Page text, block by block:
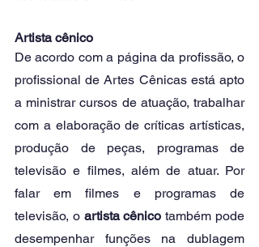
Artista cênico
De acordo com a página da profissão, o
profissional de Artes Cênicas está apto
a ministrar cursos de atuação, trabalhar
com a elaboração de críticas artísticas,
produção de peças, programas de
televisão e filmes, além de atuar. Por
falar em filmes e programas de
televisão, o artista cênico também pode
desempenhar funções na dublagem